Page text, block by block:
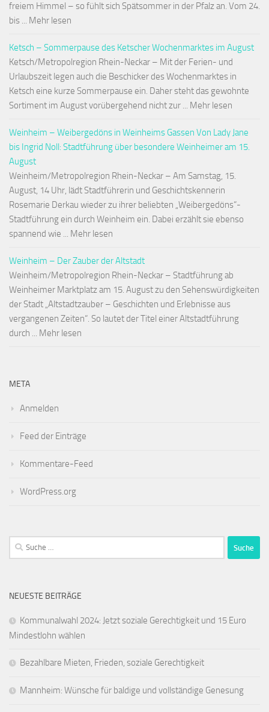
freiem Himmel – so fühlt sich Spätsommer in der Pfalz an. Vom 24.
bis ... Mehr lesen
Ketsch – Sommerpause des Ketscher Wochenmarktes im August
Ketsch/Metropolregion Rhein-Neckar – Mit der Ferien- und
Urlaubszeit legen auch die Beschicker des Wochenmarktes in
Ketsch eine kurze Sommerpause ein. Daher steht das gewohnte
Sortiment im August vorübergehend nicht zur ... Mehr lesen
Weinheim – Weibergedöns in Weinheims Gassen Von Lady Jane
bis Ingrid Noll: Stadtführung über besondere Weinheimer am 15.
August
Weinheim/Metropolregion Rhein-Neckar – Am Samstag, 15.
August, 14 Uhr, lädt Stadtführerin und Geschichtskennerin
Rosemarie Derkau wieder zu ihrer beliebten „Weibergedöns“-
Stadtführung ein durch Weinheim ein. Dabei erzählt sie ebenso
spannend wie ... Mehr lesen
Weinheim – Der Zauber der Altstadt
Weinheim/Metropolregion Rhein-Neckar – Stadtführung ab
Weinheimer Marktplatz am 15. August zu den Sehenswürdigkeiten
der Stadt „Altstadtzauber – Geschichten und Erlebnisse aus
vergangenen Zeiten“. So lautet der Titel einer Altstadtführung
durch ... Mehr lesen
META
Anmelden
Feed der Einträge
Kommentare-Feed
WordPress.org
Suche
nach:
NEUESTE BEITRÄGE
Kommunalwahl 2024: Jetzt soziale Gerechtigkeit und 15 Euro
Mindestlohn wählen
Bezahlbare Mieten, Frieden, soziale Gerechtigkeit
Mannheim: Wünsche für baldige und vollständige Genesung